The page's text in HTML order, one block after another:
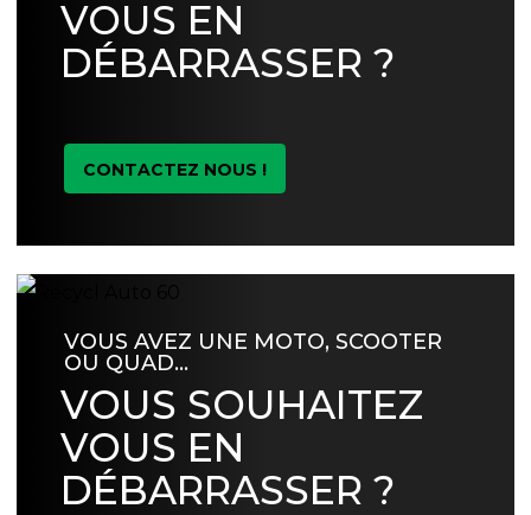
VOUS EN
DÉBARRASSER ?
CONTACTEZ NOUS !
VOUS AVEZ UNE MOTO, SCOOTER
OU QUAD…
VOUS SOUHAITEZ
VOUS EN
DÉBARRASSER ?